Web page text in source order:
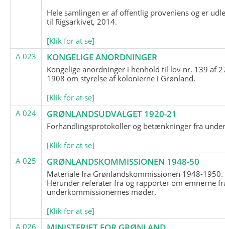
Hele samlingen er af offentlig proveniens og er
til Rigsarkivet, 2014.
[Klik for at se]
A 023
KONGELIGE ANORDNINGER
Kongelige anordninger i henhold til lov nr. 139 af
1908 om styrelse af kolonierne i Grønland.
[Klik for at se]
A 024
GRØNLANDSUDVALGET 1920-21
Forhandlingsprotokoller og betænkninger fra
[Klik for at se]
A 025
GRØNLANDSKOMMISSIONEN 1948-50
Materiale fra Grønlandskommissionen 1948-1950.
Herunder referater fra og rapporter om emnerne
underkommissionernes møder.
[Klik for at se]
A 026